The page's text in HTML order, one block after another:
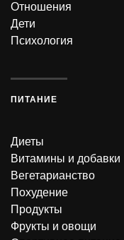
Отношения
Дети
Психология
ПИТАНИЕ
Диеты
Витамины и добавки
Вегетарианство
Похудение
Продукты
Фрукты и овощи